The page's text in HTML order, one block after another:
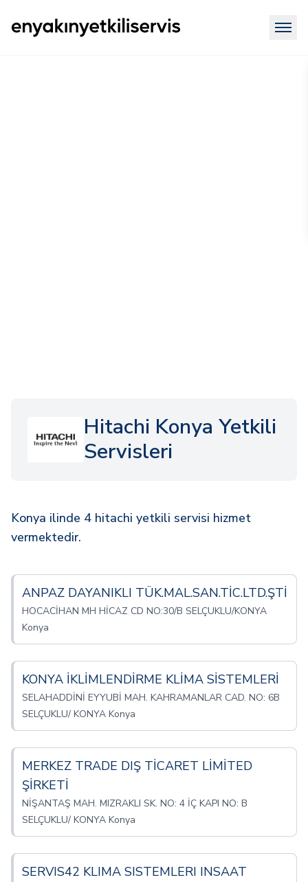
Hitachi Konya Yetkili
Servisleri
Konya ilinde 4 hitachi yetkili servisi hizmet
vermektedir.
ANPAZ DAYANIKLI TÜK.MAL.SAN.TİC.LTD.ŞTİ
HOCACİHAN MH HİCAZ CD NO:30/B SELÇUKLU/KONYA
Konya
KONYA İKLİMLENDİRME KLİMA SİSTEMLERİ
SELAHADDİNİ EYYUBİ MAH. KAHRAMANLAR CAD. NO: 6B
SELÇUKLU/ KONYA Konya
MERKEZ TRADE DIŞ TİCARET LİMİTED
ŞİRKETİ
NİŞANTAŞ MAH. MIZRAKLI SK. NO: 4 İÇ KAPI NO: B
SELÇUKLU/ KONYA Konya
SERVIS42 KLIMA SISTEMLERI INSAAT